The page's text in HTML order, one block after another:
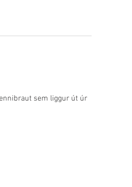
sem liggur út úr